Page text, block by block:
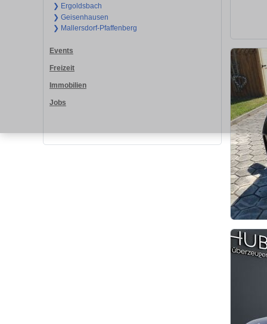
❯ Ergoldsbach
❯ Geisenhausen
❯ Mallersdorf-Pfaffenberg
Events
Freizeit
Immobilien
Jobs